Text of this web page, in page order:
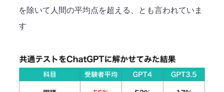
を除いて人間の平均点を超える、とも言われていま
す​